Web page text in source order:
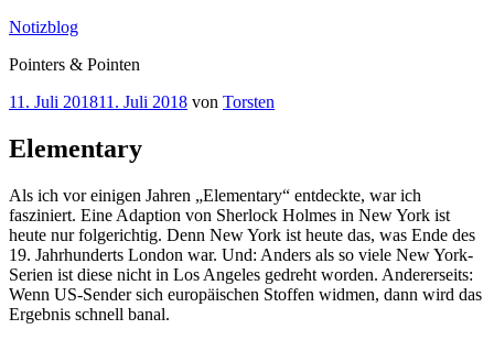
Zum
springen
Notizblog
Pointers & Pointen
Veröffentlicht
11. Juli 201811. Juli 2018 von Torsten
Elementary
Als ich vor einigen Jahren „Elementary“ entdeckte, war ich
fasziniert. Eine Adaption von Sherlock Holmes in New York ist
heute nur folgerichtig. Denn New York ist heute das, was Ende des
19. Jahrhunderts London war. Und: Anders als so viele New York-
Serien ist diese nicht in Los Angeles gedreht worden. Andererseits:
Wenn US-Sender sich europäischen Stoffen widmen, dann wird das
Ergebnis schnell banal.